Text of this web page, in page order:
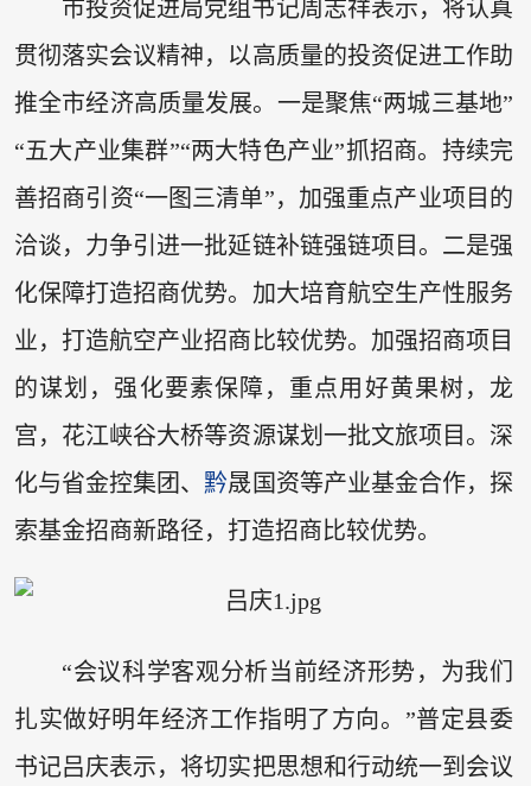
市投资促进局党组书记周志祥表示，将认真
贯彻落实会议精神，以高质量的投资促进工作助
推全市经济高质量发展。一是聚焦“两城三基地”
“五大产业集群”“两大特色产业”抓招商。持续完
善招商引资“一图三清单”，加强重点产业项目的
洽谈，力争引进一批延链补链强链项目。二是强
化保障打造招商优势。加大培育航空生产性服务
业，打造航空产业招商比较优势。加强招商项目
的谋划，强化要素保障，重点用好黄果树，龙
宫，花江峡谷大桥等资源谋划一批文旅项目。深
化与省金控集团、 黔晟国资等产业基金合作，探
索基金招商新路径，打造招商比较优势。
“会议科学客观分析当前经济形势，为我们
扎实做好明年经济工作指明了方向。”普定县委
书记吕庆表示，将切实把思想和行动统一到会议